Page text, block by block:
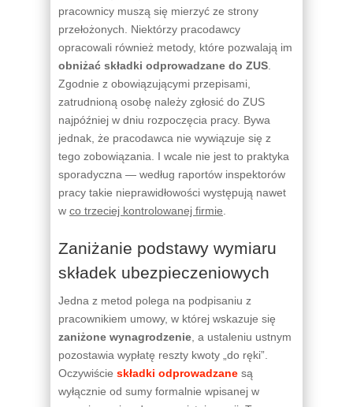
pracownicy muszą się mierzyć ze strony
przełożonych. Niektórzy pracodawcy
opracowali również metody, które pozwalają im
obniżać składki odprowadzane do ZUS
Zgodnie z obowiązującymi przepisami,
zatrudnioną osobę należy zgłosić do ZUS
najpóźniej w dniu rozpoczęcia pracy. Bywa
jednak, że pracodawca nie wywiązuje się z
tego zobowiązania. I wcale nie jest to praktyka
sporadyczna — według raportów inspektorów
pracy takie nieprawidłowości występują nawet
w co trzeciej kontrolowanej firmie
Zaniżanie podstawy wymiaru
składek ubezpieczeniowych
Jedna z metod polega na podpisaniu z
pracownikiem umowy, w której wskazuje się
zaniżone wynagrodzenie , a ustaleniu ustnym
pozostawia wypłatę reszty kwoty „do ręki”.
Oczywiście składki odprowadzane są
wyłącznie od sumy formalnie wpisanej w